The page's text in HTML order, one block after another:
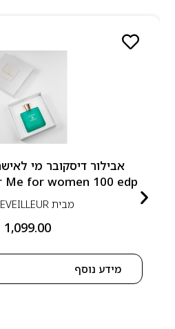
Me for women 100 edp
מבית EVEILLEUR-אבילור
1,099.00
מידע נוסף